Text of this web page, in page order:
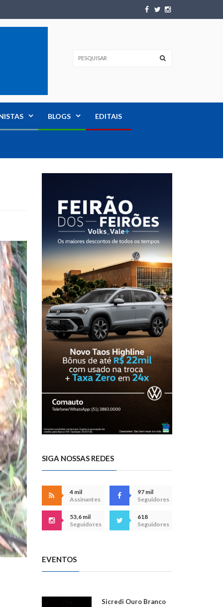
BLOGS EDITAIS
SIGA NOSSAS REDES
4 mil
Assinantes
97 mil
Seguidores
53,6 mil
Seguidores
618
Seguidores
EVENTOS
Sicredi Ouro Branco